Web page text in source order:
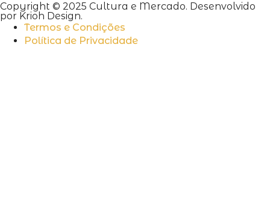
Copyright © 2025 Cultura e Mercado. Desenvolvido
por Krioh Design.
Termos e Condições
Política de Privacidade